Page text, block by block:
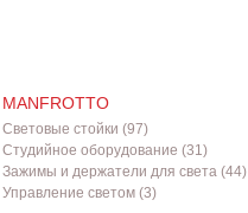
MANFROTTO
Световые стойки (97)
Студийное оборудование (31)
Зажимы и держатели для света (44)
Управление светом (3)